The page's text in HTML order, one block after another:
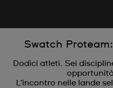
Swatch
Dodici atleti. Sei
L’incontro nelle lande